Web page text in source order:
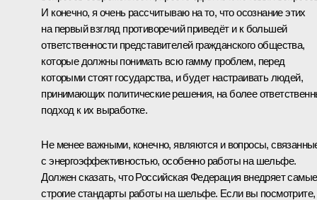
И конечно, я очень рассчитываю на то, что осознание этих
на первый взгляд противоречий приведёт и к большей
ответственности представителей гражданского общества,
которые должны понимать всю гамму проблем, перед
которыми стоят государства, и будет настраивать людей,
принимающих политические решения, на более
подход к их выработке.
Не менее важными, конечно, являются и вопросы,
с энергоэффективностью, особенно работы на шельфе.
Должен сказать, что Российская Федерация внедряет самые
строгие стандарты работы на шельфе. Если вы посмотрите,